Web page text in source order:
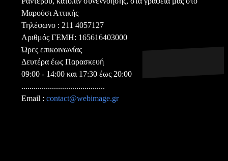
Μαρούσι Αττικής
Τηλέφωνο : 211 4057127
Aριθμός ΓΕΜΗ: 165616403000
Ώρες επικοινωνίας
Δευτέρα έως Παρασκευή
09:00 - 14:00 και 17:30 έως 20:00
.........................................
Email : contact@webimage.gr